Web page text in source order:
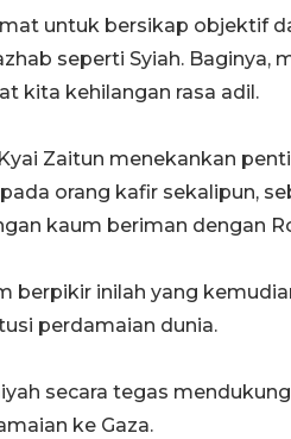
untuk bersikap objektif
seperti Syiah. Baginya,
kita kehilangan rasa adil.
Zaitun menekankan
orang kafir sekalipun,
kaum beriman dengan
berpikir inilah yang
perdamaian dunia.
secara tegas
ke Gaza.